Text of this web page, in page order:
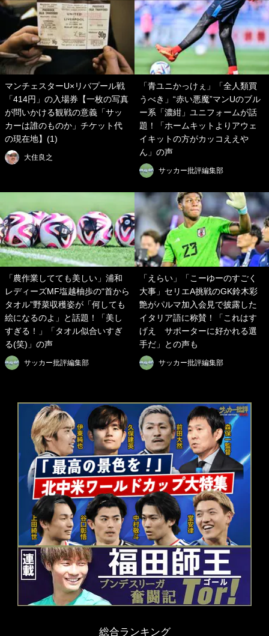
マンチェスターU×リバプール戦
「414円」の入場券【一枚の写真
が問いかける観戦の意義「サッ
カーは誰のものか」チケット代
の現在地】(1)
大住良之
「青ユニかっけぇ」「全人類買
うべき」“赤い悪魔”マンUのブル
ー系「濃紺」ユニフォームが話
題！「ホームキットよりアウェ
イキットの方がカッコええや
ん」の声
サッカー批評編集部
「農作業してても美しい」浦和
レディーズMF塩越柚歩の“首から
タオル”野菜収穫姿が「何しても
絵になるのよ」と話題！「美し
すぎる！」「タオル似合いすぎ
る(笑)」の声
サッカー批評編集部
「えらい」「こーゆーのすごく
大事」セリエA挑戦のGK鈴木彩
艶がパルマ加入会見で披露した
イタリア語に称賛！「これはす
げえ サポーターに好かれる選
手だ」との声も
サッカー批評編集部
総合ランキング